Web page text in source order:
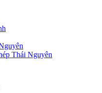
Thái Nguyên